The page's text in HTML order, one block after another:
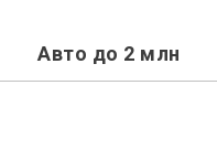
Авто до 2 млн